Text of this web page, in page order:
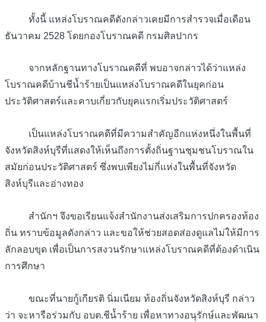
ทั้งนี้ แหล่งโบราณคดีดังกล่าวเคยมีการสำรวจเมื่อเดือน
ธันวาคม 2528 โดยกองโบราณคดี กรมศิลปากร
จากหลักฐานทางโบราณคดีที่ พบอาจกล่าวได้ว่าแหล่ง
โบราณคดีบ้านชีน้ำร้ายเป็นแหล่งโบราณคดีในยุคก่อน
ประวัติศาสตร์และคาบเกี่ยวกับยุคแรกเริ่มประวัติศาสตร์
เป็นแหล่งโบราณคดีที่มีความสำคัญอีกแห่งหนึ่งในพื้นที่
จังหวัดสิงห์บุรีที่แสดงให้เห็นถึงการตั้งถิ่นฐานชุมชนโบราณใน
สมัยก่อนประวัติศาสตร์ ซึ่งพบเพียงไม่กี่แห่งในพื้นที่จังหวัด
สิงห์บุรีและอ่างทอง
สำนักฯ จึงขอเรียนแจ้งสำนักงานส่งเสริมการปกครองท้อง
ถิ่น ทราบข้อมูลดังกล่าว และขอให้ช่วยสอดส่องดูแลไม่ให้มีการ
ลักลอบขุด เพื่อเป็นการสงวนรักษาแหล่งโบราณคดีที่ต้องดำเนิน
การศึกษา
ขณะที่นายกู้เกียรติ นิ่มเนียม ท้องถิ่นจังหวัดสิงห์บุรี กล่าว
ว่า จะหารือร่วมกับ อบต.ชีน้ำร้าย เพื่อหาทางอนุรักษ์และพัฒนา